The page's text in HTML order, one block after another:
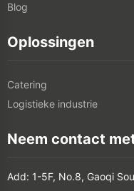
Blog
Oplossingen
Catering
Logistieke industrie
Neem contact
Add: 1-5F, No.8, Gaoqi